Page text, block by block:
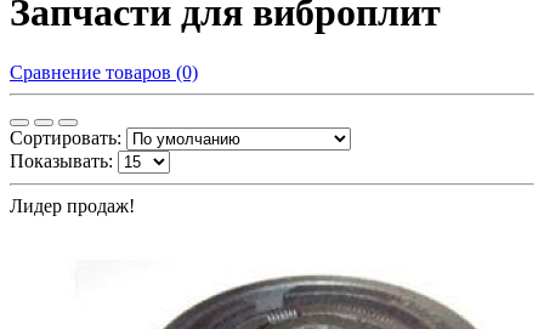
Запчасти для виброплит
Сравнение товаров (0)
Сортировать:
Показывать:
Лидер продаж!